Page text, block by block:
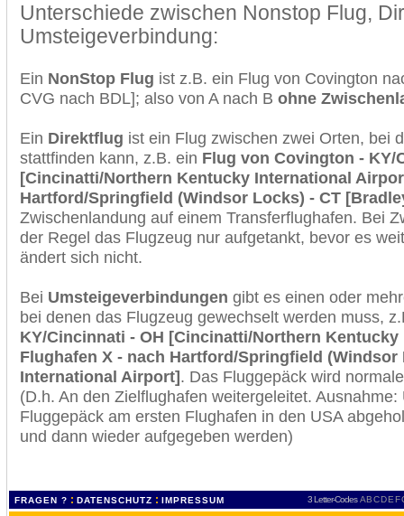
Unterschiede zwischen Nonstop Flug,
Umsteigeverbindung:
Ein NonStop Flug ist z.B. ein Flug von Covington
CVG nach BDL]; also von A nach B ohne
Ein Direktflug ist ein Flug zwischen zwei Orten, bei
stattfinden kann, z.B. ein Flug von Covington - KY/
[Cincinatti/Northern Kentucky International
Hartford/Springfield (Windsor Locks) - CT
Zwischenlandung auf einem Transferflughafen. Bei
der Regel das Flugzeug nur aufgetankt, bevor es
ändert sich nicht.
Bei Umsteigeverbindungen gibt es einen oder
bei denen das Flugzeug gewechselt werden muss,
KY/Cincinnati - OH [Cincinatti/Northern
Flughafen X - nach Hartford/Springfield (Windsor
International Airport]. Das Fluggepäck wird
(D.h. An den Zielflughafen weitergeleitet.
Fluggepäck am ersten Flughafen in den USA
und dann wieder aufgegeben werden)
FRAGEN ? : DATENSCHUTZ : IMPRESSUM 3 Letter-Codes ABCDEF